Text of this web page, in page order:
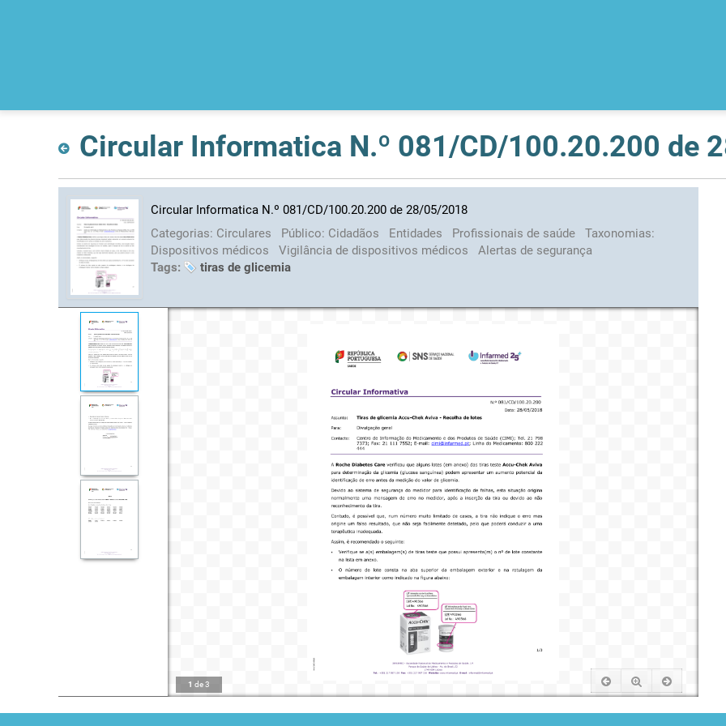
Circular Informatica N.º 081/CD/100.20.200 de
Circular Informatica N.º 081/CD/100.20.200 de 28/05/2018
Categorias: Circulares Público: Cidadãos Entidades Profissionais de saúde
Taxonomias:
Dispositivos médicos
Vigilância de dispositivos médicos
Alertas de segurança
Tags:
tiras de glicemia
1 de3